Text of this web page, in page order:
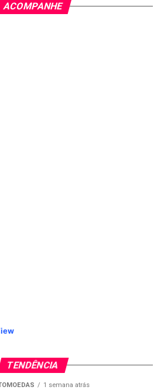
ACOMPANHE
TENDÊNCIA
1 semana atrás